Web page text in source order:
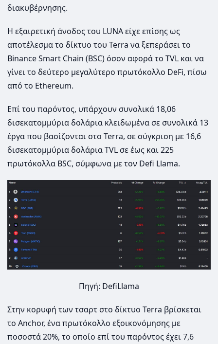
διακυβέρνησης.
Η εξαιρετική άνοδος του LUNA είχε επίσης ως
αποτέλεσμα το δίκτυο του Terra να ξεπεράσει το
Binance Smart Chain (BSC) όσον αφορά το TVL και να
γίνει το δεύτερο μεγαλύτερο πρωτόκολλο DeFi, πίσω
από το Ethereum.
Επί του παρόντος, υπάρχουν συνολικά 18,06
δισεκατομμύρια δολάρια κλειδωμένα σε συνολικά 13
έργα που βασίζονται στο Terra, σε σύγκριση με 16,6
δισεκατομμύρια δολάρια TVL σε έως και 225
πρωτόκολλα BSC, σύμφωνα με τον Defi Llama.
Πηγή: DefiLlama
Στην κορυφή των τσαρτ στο δίκτυο Terra βρίσκεται
το Anchor, ένα πρωτόκολλο εξοικονόμησης με
ποσοστά 20%, το οποίο επί του παρόντος έχει 7,6